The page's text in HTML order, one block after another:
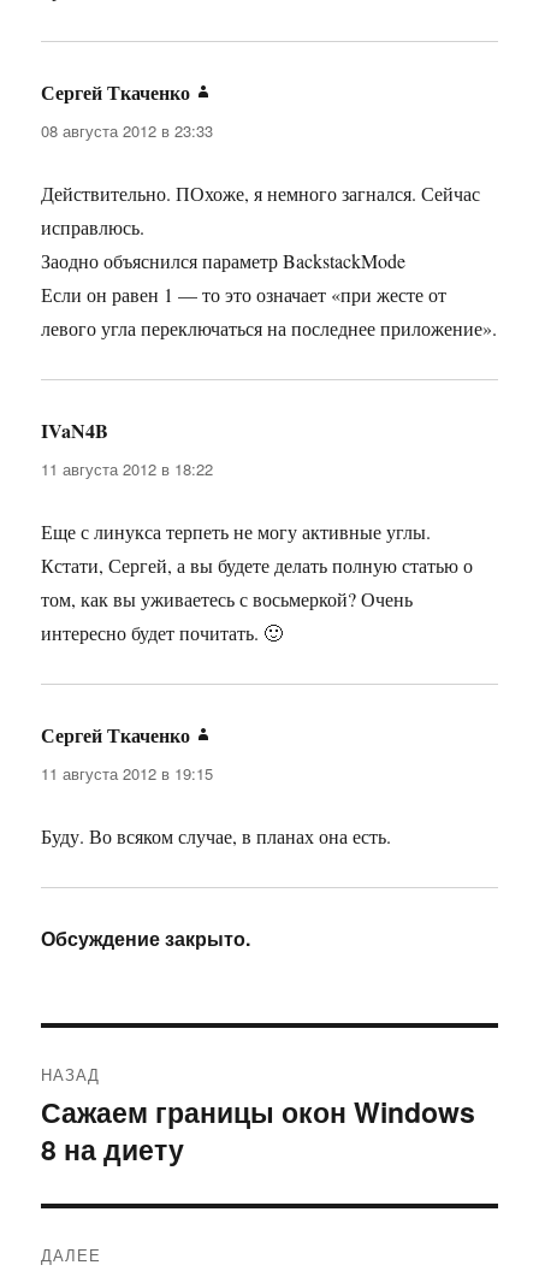
Сергей Ткаченко
08 августа 2012 в 23:33
Действительно. ПОхоже, я немного загнался. Сейчас
исправлюсь.
Заодно объяснился параметр BackstackMode
Если он равен 1 — то это означает «при жесте от
левого угла переключаться на последнее приложение».
IVaN4B
11 августа 2012 в 18:22
Еще с линукса терпеть не могу активные углы.
Кстати, Сергей, а вы будете делать полную статью о
том, как вы уживаетесь с восьмеркой? Очень
интересно будет почитать. 🙂
Сергей Ткаченко
11 августа 2012 в 19:15
Буду. Во всяком случае, в планах она есть.
Обсуждение закрыто.
по
записям
НАЗАД
Предыдущая
запись:
Сажаем границы окон Windows
8 на диету
ДАЛЕЕ